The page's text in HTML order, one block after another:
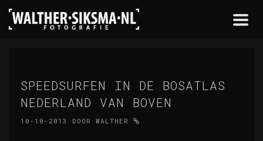
SPEEDSURFEN IN DE BOSATLAS
NEDERLAND VAN BOVEN
10-10-2013 DOOR WALTHER